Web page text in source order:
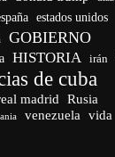
estados unidos
GOBIERNO
HISTORIA irán
de cuba
madrid Rusia
venezuela vida